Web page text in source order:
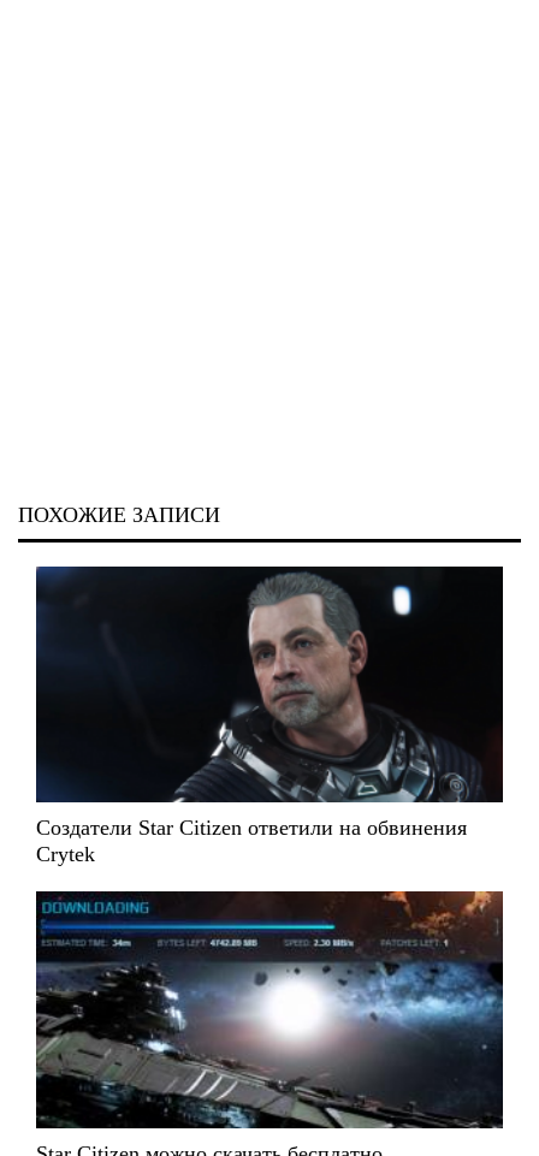
ПОХОЖИЕ ЗАПИСИ
Создатели Star Citizen ответили на обвинения
Crytek